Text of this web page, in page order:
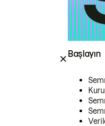
Başlayın